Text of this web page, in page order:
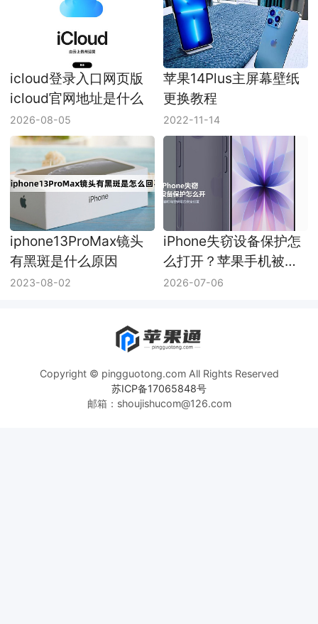
icloud登录入口网页版
icloud官网地址是什么
2026-08-05
苹果14Plus主屏幕壁纸
更换教程
2022-11-14
iphone13ProMax镜头
有黑斑是什么原因
2023-08-02
iPhone失窃设备保护怎
么打开？苹果手机被盗
保护设置方法
2026-07-06
Copyright © pingguotong.com All Rights Reserved
苏ICP备17065848号
邮箱：shoujishucom@126.com